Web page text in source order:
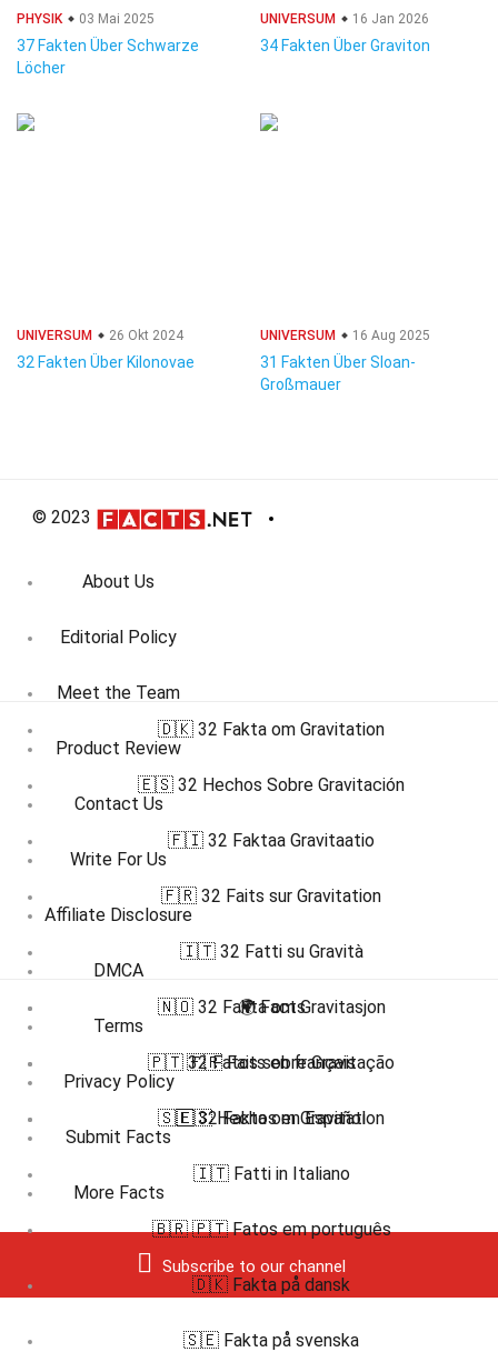
PHYSIK 03 Mai 2025
37 Fakten Über Schwarze
Löcher
UNIVERSUM 16 Jan 2026
34 Fakten Über Graviton
UNIVERSUM 26 Okt 2024
32 Fakten Über Kilonovae
UNIVERSUM 16 Aug 2025
31 Fakten Über Sloan-
Großmauer
© 2023
About Us
Editorial Policy
Meet the Team
Product Review
Contact Us
Write For Us
Affiliate Disclosure
DMCA
Terms
Privacy Policy
Submit Facts
More Facts
Subscribe to our channel
🇩🇰 32 Fakta om Gravitation
🇪🇸 32 Hechos Sobre Gravitación
🇫🇮 32 Faktaa Gravitaatio
🇫🇷 32 Faits sur Gravitation
🇮🇹 32 Fatti su Gravità
🇳🇴 32 Fakta om Gravitasjon
🇵🇹 32 Fatos sobre Gravitação
🇸🇪 32 Fakta om Gravitation
🌍 Facts
🇫🇷 Faits en français
🇪🇸 Hechos en Español
🇮🇹 Fatti in Italiano
🇧🇷 🇵🇹 Fatos em português
🇩🇰 Fakta på dansk
🇸🇪 Fakta på svenska